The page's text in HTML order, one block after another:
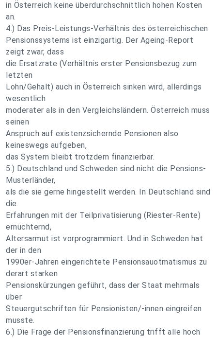
in Österreich keine überdurchschnittlich hohen Kosten
an.
4.) Das Preis-Leistungs-Verhältnis des österreichischen
Pensionssystems ist einzigartig. Der Ageing-Report
zeigt zwar, dass
die Ersatzrate (Verhältnis erster Pensionsbezug zum
letzten
Lohn/Gehalt) auch in Österreich sinken wird, allerdings
wesentlich
moderater als in den Vergleichsländern. Österreich muss
seinen
Anspruch auf existenzsichernde Pensionen also
keineswegs aufgeben,
das System bleibt trotzdem finanzierbar.
5.) Deutschland und Schweden sind nicht die Pensions-
Musterländer,
als die sie gerne hingestellt werden. In Deutschland sind
die
Erfahrungen mit der Teilprivatisierung (Riester-Rente)
ernüchternd,
Altersarmut ist vorprogrammiert. Und in Schweden hat
der in den
1990er-Jahren eingerichtete Pensionsauotmatismus zu
derart starken
Pensionskürzungen geführt, dass der Staat mehrmals
über
Steuergutschriften für Pensionisten/-innen eingreifen
musste.
6.) Die Frage der Pensionsfinanzierung trifft alle hoch